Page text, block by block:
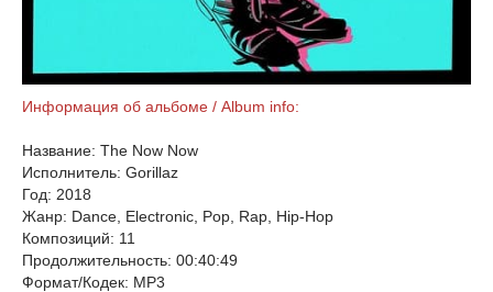
Информация об альбоме / Album info:
Название: The Now Now
Исполнитель: Gorillaz
Год: 2018
Жанр: Dance, Electronic, Pop, Rap, Hip-Hop
Композиций: 11
Продолжительность: 00:40:49
Формат/Кодек: MP3